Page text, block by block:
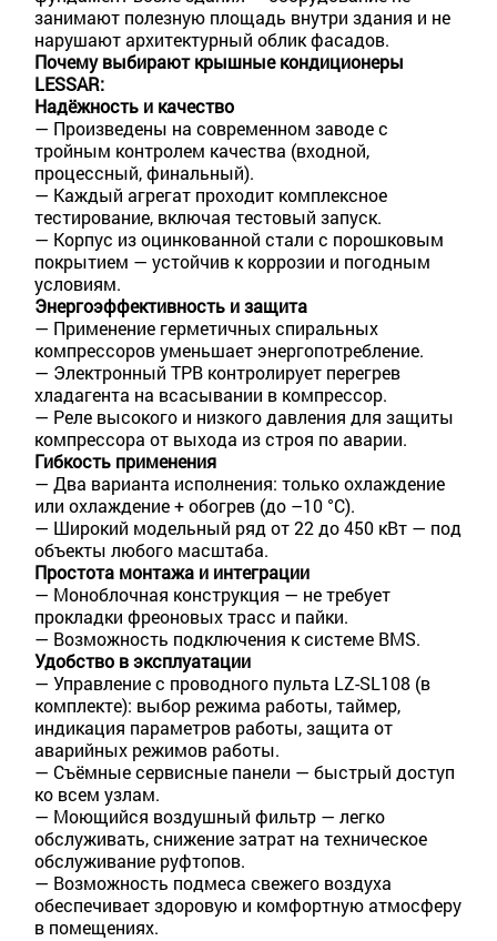
занимают полезную площадь внутри здания и не
нарушают архитектурный облик фасадов.
Почему выбирают крышные кондиционеры
LESSAR:
Надёжность и качество
— Произведены на современном заводе с
тройным контролем качества (входной,
процессный, финальный).
— Каждый агрегат проходит комплексное
тестирование, включая тестовый запуск.
— Корпус из оцинкованной стали с порошковым
покрытием — устойчив к коррозии и погодным
условиям.
Энергоэффективность и защита
— Применение герметичных спиральных
компрессоров уменьшает энергопотребление.
— Электронный ТРВ контролирует перегрев
хладагента на всасывании в компрессор.
— Реле высокого и низкого давления для защиты
компрессора от выхода из строя по аварии.
Гибкость применения
— Два варианта исполнения: только охлаждение
или охлаждение + обогрев (до –10 °C).
— Широкий модельный ряд от 22 до 450 кВт — под
объекты любого масштаба.
Простота монтажа и интеграции
— Моноблочная конструкция — не требует
прокладки фреоновых трасс и пайки.
— Возможность подключения к системе BMS.
Удобство в эксплуатации
— Управление с проводного пульта LZ-SL108 (в
комплекте): выбор режима работы, таймер,
индикация параметров работы, защита от
аварийных режимов работы.
— Съёмные сервисные панели — быстрый доступ
ко всем узлам.
— Моющийся воздушный фильтр — легко
обслуживать, снижение затрат на техническое
обслуживание руфтопов.
— Возможность подмеса свежего воздуха
обеспечивает здоровую и комфортную атмосферу
в помещениях.